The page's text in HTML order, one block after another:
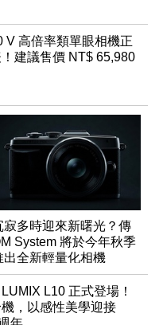
V 高倍率類單眼相機正
建議售價 NT$ 65,980
寂多時迎來新曙光？傳
System 將於今年秋季
出全新輕量化相機
L10 正式登場！
，以感性美學迎接